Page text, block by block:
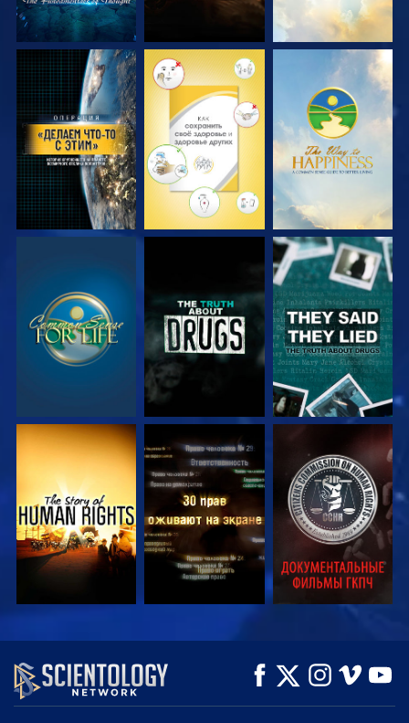
СМОТРЕТЬ СМОТРЕТЬ СМОТРЕТЬ
СМОТРЕТЬ СМОТРЕТЬ СМОТРЕТЬ
СМОТРЕТЬ СМОТРЕТЬ СМОТРЕТЬ
СМОТРЕТЬ СМОТРЕТЬ
СМОТРЕТЬ
ПЕРЕДАЧИ